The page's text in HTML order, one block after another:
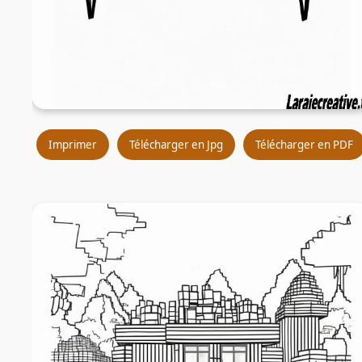
Imprimer Télécharger en Jpg Télécharger en PDF